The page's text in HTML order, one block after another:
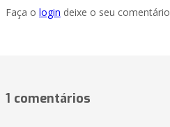
Faça o login deixe o seu
1 comentários